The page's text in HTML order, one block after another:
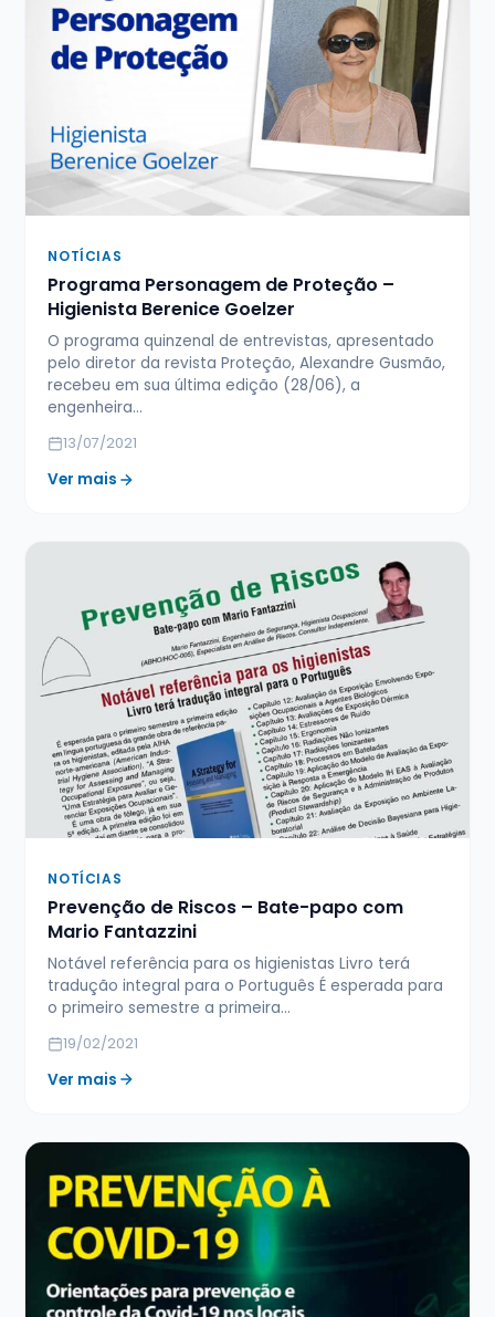
NOTÍCIAS
Programa Personagem de Proteção –
Higienista Berenice Goelzer
O programa quinzenal de entrevistas, apresentado
pelo diretor da revista Proteção, Alexandre Gusmão,
recebeu em sua última edição (28/06), a
engenheira…
13/07/2021
Ver mais
NOTÍCIAS
Prevenção de Riscos – Bate-papo com
Mario Fantazzini
Notável referência para os higienistas Livro terá
tradução integral para o Português É esperada para
o primeiro semestre a primeira…
19/02/2021
Ver mais